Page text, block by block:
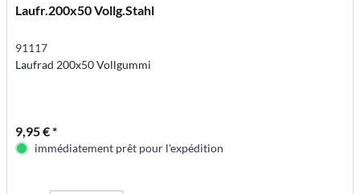
Laufr.200x50 Vollg.Stahl
91117
Laufrad 200x50 Vollgummi
9,95 € *
immédiatement prêt pour l'expédition